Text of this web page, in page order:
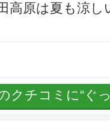
高原は夏も涼
クチコミに“ぐ